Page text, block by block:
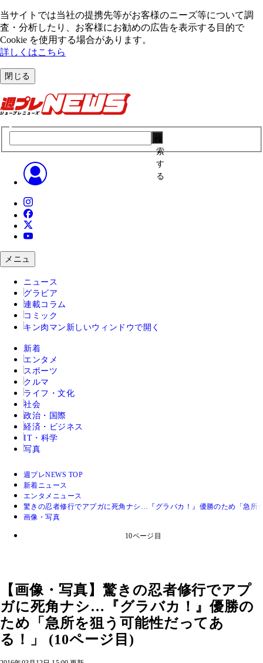
当サイトでは当社の提携先等がお客様のニーズ等について調
査・分析したり、お客様にお勧めの広告を表⽰する⽬的で
Cookie を使⽤する場合があります。
詳しくはこちら
閉じる
索
す
る
メニュ
ニュース
グラビア
連載コラム
コミック
キン肉マン 新しいウィンドウで開く
新着
エンタメ
スポーツ
クルマ
ライフ・文化
社会
政治・国際
経済・ビジネス
IT・科学
写真
週プレNEWS TOP
新着ニュース
エンタメニュース
驚きの忍者修行でアプガに死角ナシ…『グラバカ！』優勝のため「急所
画像・写真
10ページ目
【画像・写真】驚きの忍者修行でアプ
ガに死角ナシ…『グラバカ！』優勝の
ため「急所を狙う可能性だってあ
る！」 (10ページ目)